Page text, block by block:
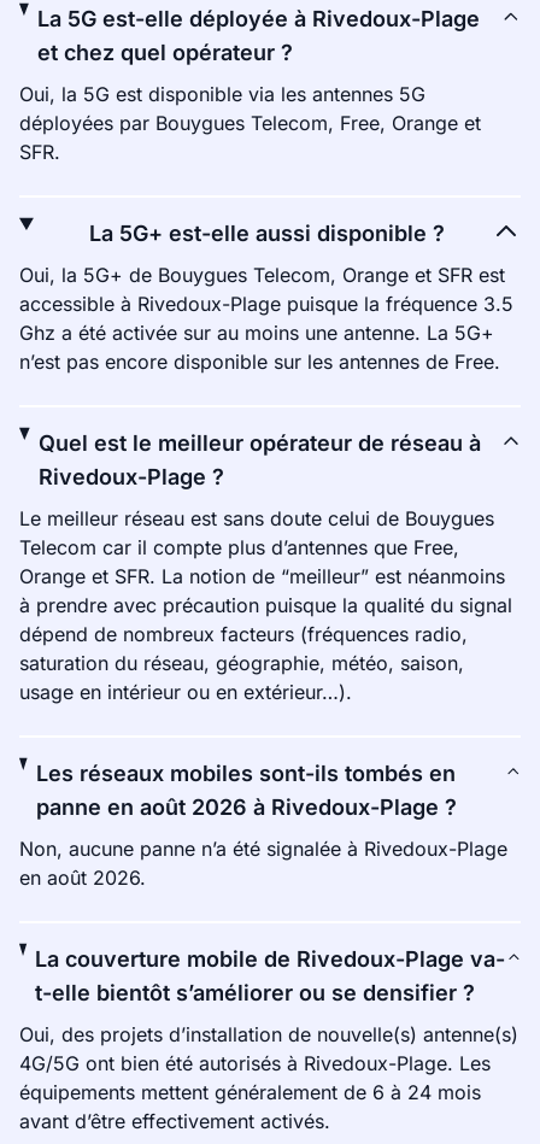
La 5G est-elle déployée à Rivedoux-Plage
et chez quel opérateur ?
Oui, la 5G est disponible via les antennes 5G
déployées par Bouygues Telecom, Free, Orange et
SFR.
La 5G+ est-elle aussi disponible ?
Oui, la 5G+ de Bouygues Telecom, Orange et SFR est
accessible à Rivedoux-Plage puisque la fréquence 3.5
Ghz a été activée sur au moins une antenne. La 5G+
n’est pas encore disponible sur les antennes de Free.
Quel est le meilleur opérateur de réseau à
Rivedoux-Plage ?
Le meilleur réseau est sans doute celui de Bouygues
Telecom car il compte plus d’antennes que Free,
Orange et SFR. La notion de “meilleur” est néanmoins
à prendre avec précaution puisque la qualité du signal
dépend de nombreux facteurs (fréquences radio,
saturation du réseau, géographie, météo, saison,
usage en intérieur ou en extérieur…).
Les réseaux mobiles sont-ils tombés en
panne en août 2026 à Rivedoux-Plage ?
Non, aucune panne n’a été signalée à Rivedoux-Plage
en août 2026.
La couverture mobile de Rivedoux-Plage va-
t-elle bientôt s’améliorer ou se densifier ?
Oui, des projets d’installation de nouvelle(s) antenne(s)
4G/5G ont bien été autorisés à Rivedoux-Plage. Les
équipements mettent généralement de 6 à 24 mois
avant d’être effectivement activés.